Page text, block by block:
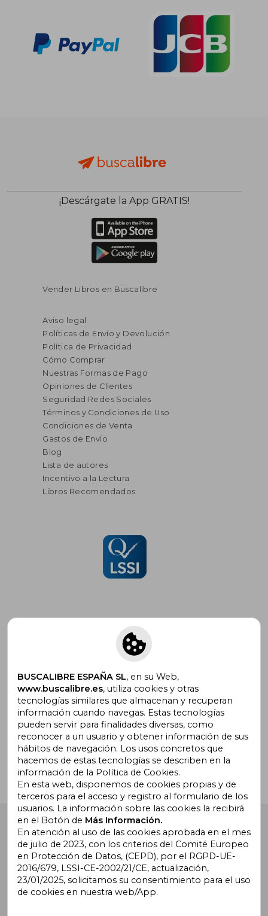
¡Descárgate la App GRATIS!
Vender Libros en Buscalibre
Aviso legal
Políticas de Envío y Devolución
Política de Privacidad
Cómo Comprar
Nuestras Formas de Pago
Opiniones de Clientes
Seguridad Redes Sociales
Términos y Condiciones de Uso
Condiciones de Venta
Gastos de Envío
Blog
Lista de autores
Incentivo a la Lectura
Libros Recomendados
Suscríbete para recibir ofertas y
promociones
¿Necesitas ayuda?
Ir a Centro de Soporte
Buscalibre España. Calle Energía, 65, Nave 3 (08940),
Cornellà de Llobregat, Barcelona. Derechos Reservados.
Buscalibre Argentina| Buscalibre Chile
BUSCALIBRE ESPAÑA SL, en su Web,
www.buscalibre.es, utiliza cookies y otras
tecnologías similares que almacenan y recuperan
información cuando navegas. Estas tecnologías
pueden servir para finalidades diversas, como
reconocer a un usuario y obtener información de sus
hábitos de navegación. Los usos concretos que
hacemos de estas tecnologías se describen en la
información de la Política de Cookies.
En esta web, disponemos de cookies propias y de
terceros para el acceso y registro al formulario de los
usuarios. La información sobre las cookies la recibirá
en el Botón de Más Información.
En atención al uso de las cookies aprobada en el mes
de julio de 2023, con los criterios del Comité Europeo
en Protección de Datos, (CEPD), por el RGPD-UE-
2016/679, LSSI-CE-2002/21/CE, actualización,
23/01/2025, solicitamos su consentimiento para el uso
de cookies en nuestra web/App.